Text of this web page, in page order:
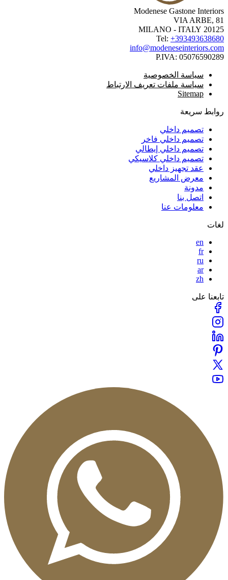
Modenese Gastone
VIA ARBE,
20125
Tel:
P.IVA:
سياسة الخصوصية
سياسة ملفات تعريف الارتباط
Sitemap
سريعة
تصميم داخلي
تصميم داخلي فاخر
تصميم داخلي إيطالي
تصميم داخلي كلاسيكي
عقد تجهيز داخلي
معرض المشاريع
مدونة
اتصل بنا
معلومات عنا
en
fr
ru
ar
zh
على